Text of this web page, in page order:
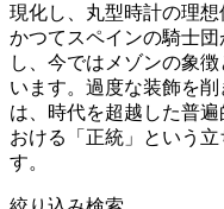
現化し、丸型時計の理想
かつてスペインの騎士
し、今ではメゾンの象
います。過度な装飾を
は、時代を超越した普
おける「正統」という
す。